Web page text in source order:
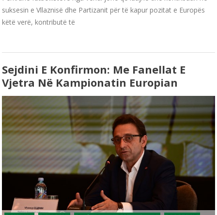
suksesin e Vllaznisë dhe Partizanit për të kapur pozitat e Europës
këtë verë, kontributë të
Sejdini E Konfirmon: Me Fanellat E
Vjetra Në Kampionatin Europian